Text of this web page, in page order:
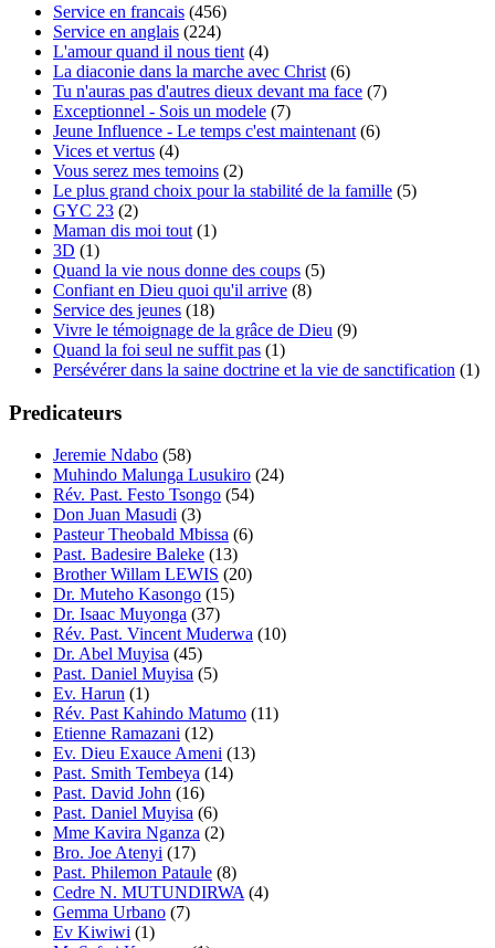
Service en francais (456)
Service en anglais (224)
L'amour quand il nous tient (4)
La diaconie dans la marche avec Christ (6)
Tu n'auras pas d'autres dieux devant ma face (7)
Exceptionnel - Sois un modele (7)
Jeune Influence - Le temps c'est maintenant (6)
Vices et vertus (4)
Vous serez mes temoins (2)
Le plus grand choix pour la stabilité de la famille (5)
GYC 23 (2)
Maman dis moi tout (1)
3D (1)
Quand la vie nous donne des coups (5)
Confiant en Dieu quoi qu'il arrive (8)
Service des jeunes (18)
Vivre le témoignage de la grâce de Dieu (9)
Quand la foi seul ne suffit pas (1)
Persévérer dans la saine doctrine et la vie de sanctification (1)
Predicateurs
Jeremie Ndabo (58)
Muhindo Malunga Lusukiro (24)
Rév. Past. Festo Tsongo (54)
Don Juan Masudi (3)
Pasteur Theobald Mbissa (6)
Past. Badesire Baleke (13)
Brother Willam LEWIS (20)
Dr. Muteho Kasongo (15)
Dr. Isaac Muyonga (37)
Rév. Past. Vincent Muderwa (10)
Dr. Abel Muyisa (45)
Past. Daniel Muyisa (5)
Ev. Harun (1)
Rév. Past Kahindo Matumo (11)
Etienne Ramazani (12)
Ev. Dieu Exauce Ameni (13)
Past. Smith Tembeya (14)
Past. David John (16)
Past. Daniel Muyisa (6)
Mme Kavira Nganza (2)
Bro. Joe Atenyi (17)
Past. Philemon Pataule (8)
Cedre N. MUTUNDIRWA (4)
Gemma Urbano (7)
Ev Kiwiwi (1)